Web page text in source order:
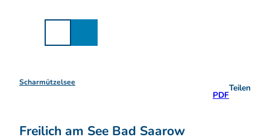
Scharmützelsee
PDF
Teilen
Freilich am See Bad Saarow